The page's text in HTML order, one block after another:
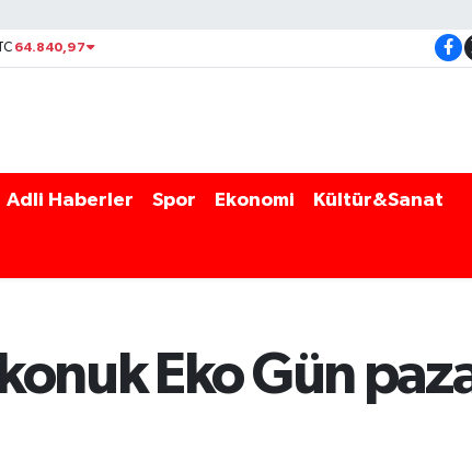
64.840,97
Adli Haberler Spor Ekonomi Kültür&Sanat
Eko Gün